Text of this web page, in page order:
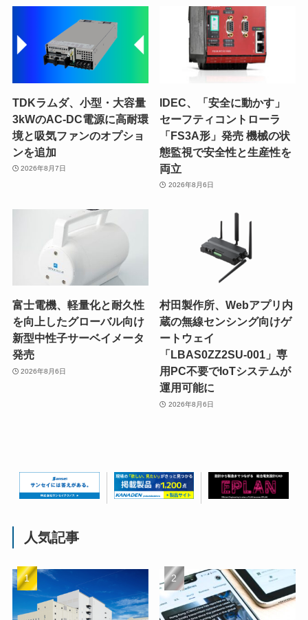
TDKラムダ、小型・大容量
3kWのAC-DC電源に高耐環
境と吸気ファンのオプショ
ンを追加
2026年8月7日
IDEC、「安全に動かす」
セーフティコントローラ
「FS3A形」発売 機械の状
態監視で安全性と生産性を
両立
2026年8月6日
富士電機、軽量化と耐久性
を向上したグローバル向け
新型中性子サーベイメータ
発売
2026年8月6日
村田製作所、Webアプリ内
蔵の無線センシング向けゲ
ートウェイ
「LBAS0ZZ2SU-001」専
用PC不要でIoTシステムが
運用可能に
2026年8月6日
人気記事